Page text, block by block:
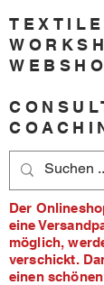
Der
eine
möglich,
verschickt.
einen